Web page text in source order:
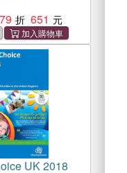
79 651
UK 2018